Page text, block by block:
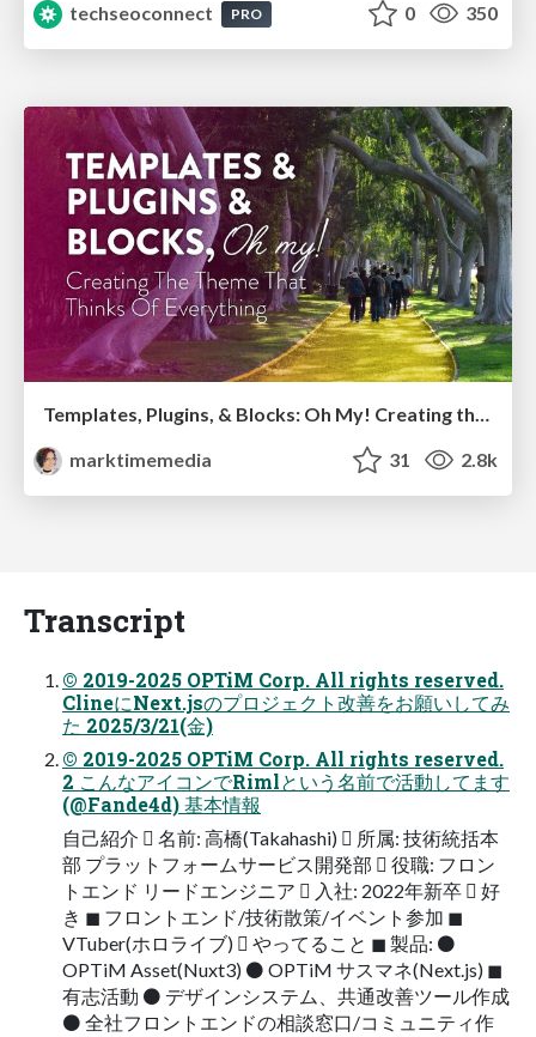
techseoconnect
PRO 0 350
marktimemedia
31 2.8k
Transcript
© 2019-2025 OPTiM Corp. All rights reserved.
ClineにNext.jsのプロジェクト改善をお願いしてみ
た 2025/3/21(金)
© 2019-2025 OPTiM Corp. All rights reserved.
2 こんなアイコンでRimlという名前で活動してます
(@Fande4d) 基本情報
自己紹介  名前: 高橋(Takahashi)  所属: 技術統括本
部 プラットフォームサービス開発部  役職: フロン
トエンド リードエンジニア  入社: 2022年新卒  好
き ◼ フロントエンド/技術散策/イベント参加 ◼
VTuber(ホロライブ)  やってること ◼ 製品: ⚫
OPTiM Asset(Nuxt3) ⚫ OPTiM サスマネ(Next.js) ◼
有志活動 ⚫ デザインシステム、共通改善ツール作成
⚫ 全社フロントエンドの相談窓口/コミュニティ作